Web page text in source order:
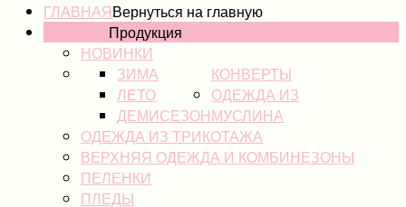
ГЛАВНАЯВернуться на главную
Продукция
НОВИНКИ
КОНВЕРТЫ
ЗИМА
ЛЕТО
ДЕМИСЕЗОН
ОДЕЖДА ИЗ
МУСЛИНА
ОДЕЖДА ИЗ ТРИКОТАЖА
ВЕРХНЯЯ ОДЕЖДА И КОМБИНЕЗОНЫ
ПЕЛЕНКИ
ПЛЕДЫ